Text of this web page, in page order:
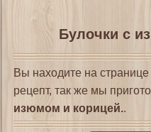
Булочки с
Вы находите на странице
рецепт, так же мы
изюмом и корицей..